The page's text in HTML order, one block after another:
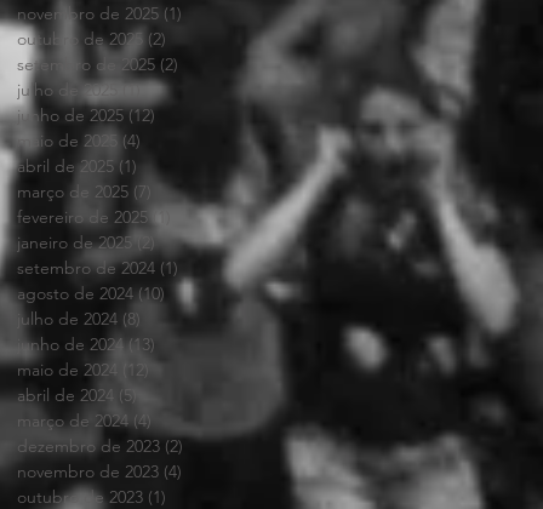
novembro de 2025 (1)
outubro de 2025 (2)
setembro de 2025 (2)
julho de 2025
(1)1 post
junho de 2025 (12)
maio de 2025 (4)
abril de 2025 (1)
março de 2025 (7)
7 posts
fevereiro de 2025
1 post
janeiro de 2025
(2) 2 posts
setembro de 2024 (1)
agosto de 2024 (10) 10 posts
julho de 2024 (8) 8 posts
junho de 2024 (13)
maio de 2024
(12)
abril de 2024 (5)
março de 2024 (4)
dezembro de 2023 (2) 2 posts
novembro de 2023 (4)
outubro de 2023 (1)